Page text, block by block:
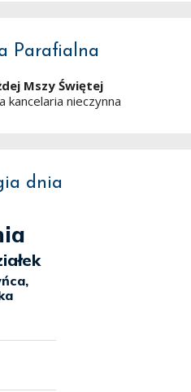
Parafialna
Mszy Świętej
kancelaria nieczynna
dnia